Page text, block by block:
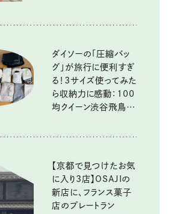
ダイソーの「圧縮バッ
グ」が旅行に便利すぎ
る！3サイズ使ってみた
ら収納力に感動：100
均クイーン渋谷飛鳥の
【京都で見つけたお気
に入り3店】OSAJIの
新店に、フランス菓子
店のプレートラン